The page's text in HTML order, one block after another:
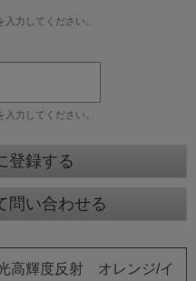
力してください。
力してください。
登録する
問い合わせる
高輝度反射 オレンジ/イ